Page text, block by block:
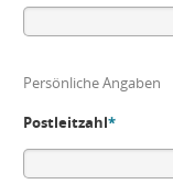
Persönliche Angaben
Postleitzahl*